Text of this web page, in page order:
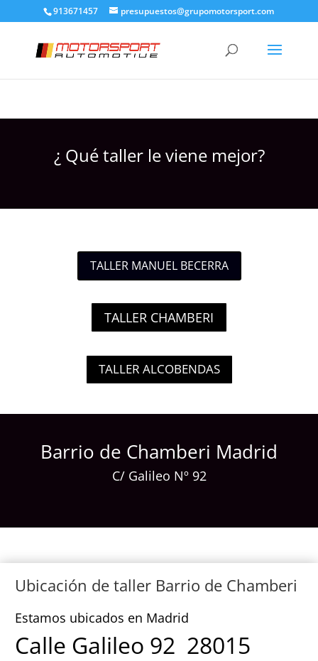
913671457 presupuestos@grupomotorsport.com
¿ Qué taller le viene mejor?
TALLER MANUEL BECERRA
TALLER CHAMBERI
TALLER ALCOBENDAS
Barrio de Chamberi Madrid
C/ Galileo Nº 92
Ubicación de taller Barrio de Chamberi
Estamos ubicados en Madrid
Calle Galileo 92 28015